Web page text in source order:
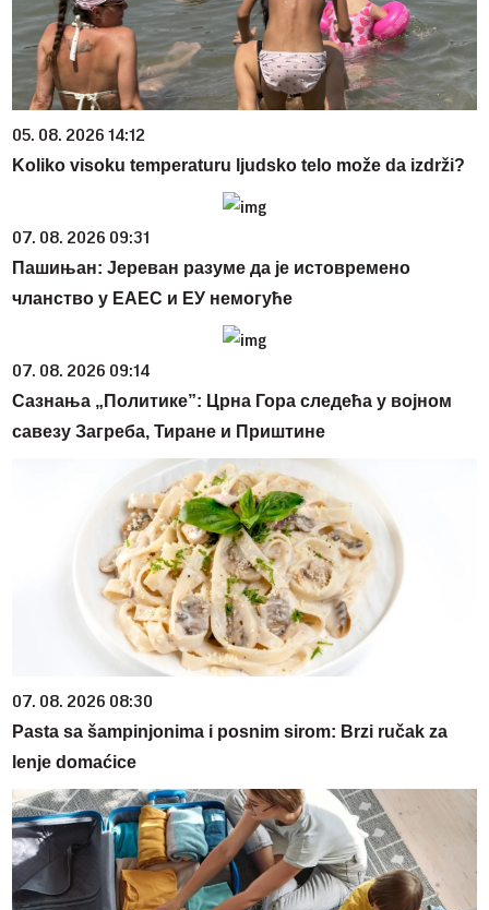
05. 08. 2026 14:12
Koliko visoku temperaturu ljudsko telo može da izdrži?
07. 08. 2026 09:31
Пашињан: Јереван разуме да је истовремено
чланство у ЕАЕС и ЕУ немогуће
07. 08. 2026 09:14
Сазнања „Политике”: Црна Гора следећа у војном
савезу Загреба, Тиране и Приштине
07. 08. 2026 08:30
Pasta sa šampinjonima i posnim sirom: Brzi ručak za
lenje domaćice